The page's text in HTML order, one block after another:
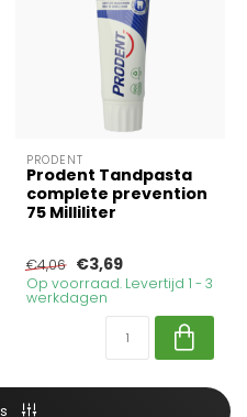
PRODENT
Prodent Tandpasta
complete prevention
75 Milliliter
€4,06 €3,69
Op voorraad. Levertijd 1 - 3
werkdagen